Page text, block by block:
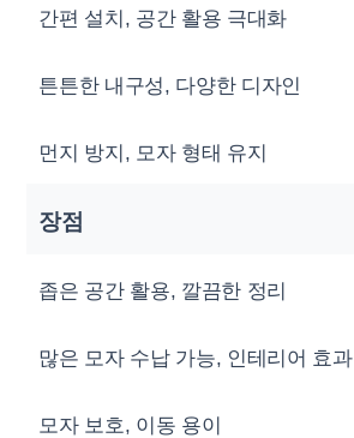
간편 설치, 공간 활용 극대화
튼튼한 내구성, 다양한 디자인
먼지 방지, 모자 형태 유지
장점
좁은 공간 활용, 깔끔한 정리
많은 모자 수납 가능, 인테리어 효과
모자 보호, 이동 용이